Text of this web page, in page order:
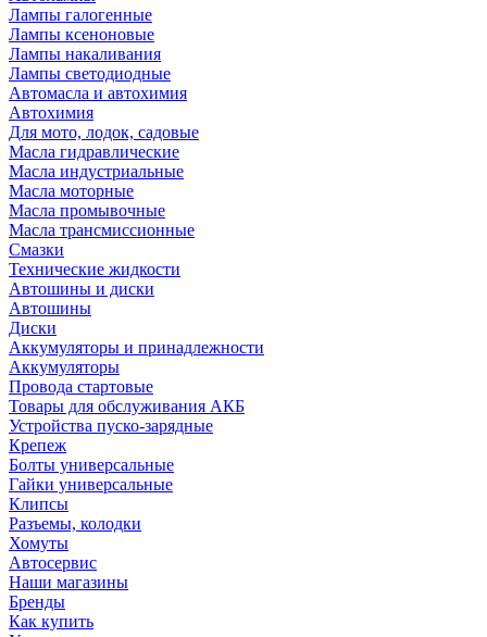
Лампы галогенные
Лампы ксеноновые
Лампы накаливания
Лампы светодиодные
Автомасла и автохимия
Автохимия
Для мото, лодок, садовые
Масла гидравлические
Масла индустриальные
Масла моторные
Масла промывочные
Масла трансмиссионные
Смазки
Технические жидкости
Автошины и диски
Автошины
Диски
Аккумуляторы и принадлежности
Аккумуляторы
Провода стартовые
Товары для обслуживания АКБ
Устройства пуско-зарядные
Крепеж
Болты универсальные
Гайки универсальные
Клипсы
Разъемы, колодки
Хомуты
Автосервис
Наши магазины
Бренды
Как купить